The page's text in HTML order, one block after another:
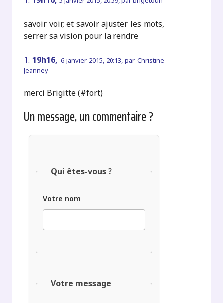
savoir voir, et savoir ajuster les mots,
serrer sa vision pour la rendre
1. 19h16, 6 janvier 2015, 20:13,par Christine
Jeanney
merci Brigitte (#fort)
Un message, un commentaire ?
Qui êtes-vous ?
Votre nom
Votre message